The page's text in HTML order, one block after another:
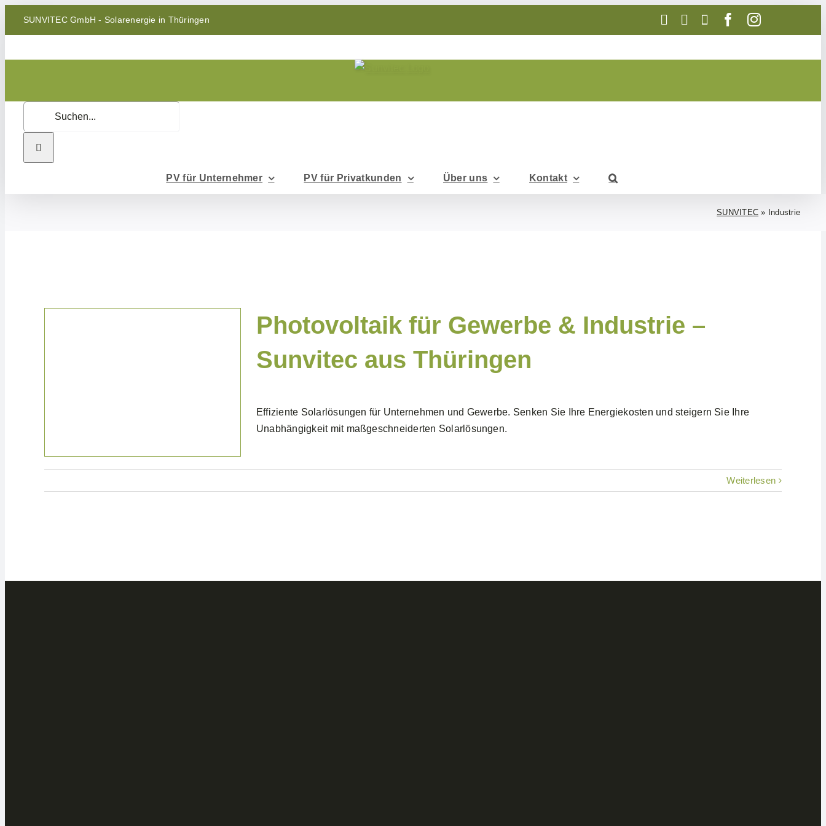
SUNVITEC GmbH - Solarenergie in Thüringen Telefon
Mail
WhatsAppFacebookInstagram
PV für Unternehmer PV für Privatkunden Über uns Kontakt
SUNVITEC » Industrie
Photovoltaik für Gewerbe & Industrie –
Sunvitec aus Thüringen
Effiziente Solarlösungen für Unternehmen und Gewerbe. Senken Sie Ihre Energiekosten und steigern Sie Ihre
Unabhängigkeit mit maßgeschneiderten Solarlösungen.
Weiterlesen